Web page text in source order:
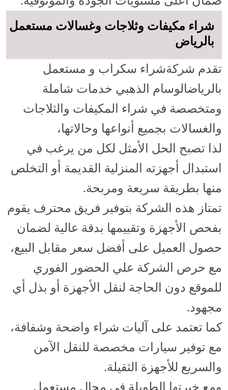
شراء مكيفات وثلاجات وغسالات مستعمل
بالرياض
تقدم شركةشراء سكراب و مستعمل
بالرياضالوسام الذهبي خدمات شاملة
ومتخصصة في شراء المكيفات والثلاجات
والغسالات بجميع أنواعها وحالاتها،
لذا تصبح الحل الأمثل لكل من يرغب في
استبدال أجهزته المنزلية القديمة أو التخلص
منها بطريقة سريعة ومربحة.
تمتاز هذه الشركة بتوفير فريق محترف يقوم
بفحص الأجهزة وتقييمها بدقة عالية لضمان
حصول العميل على أفضل سعر مقابل البيع،
مع حرص الشركة علي الحضور الفوري
للموقع دون الحاجة لنقل الأجهزة أو بذل أي
مجهود.
كما تعتمد على آليات شراء واضحة وشفافة،
مع توفير سيارات مخصصة للنقل الآمن
والسريع للأجهزة الثقيلة.
ومع خبرتها الطويلة في مجال مستعمل